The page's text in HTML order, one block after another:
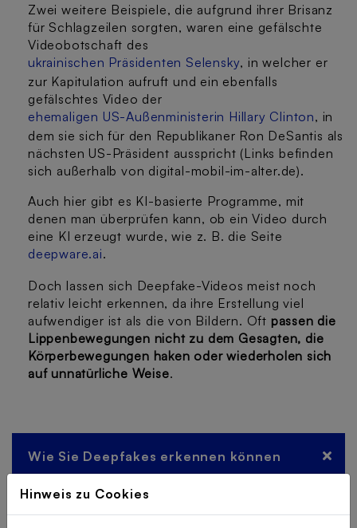
Zwei weitere Beispiele, die aufgrund ihrer Brisanz
für Schlagzeilen sorgten, waren eine gefälschte
Videobotschaft des
ukrainischen Präsidenten Selensky, in welcher er
zur Kapitulation aufruft und ein ebenfalls
gefälschtes Video der
ehemaligen US-Außenministerin Hillary Clinton, in
dem sie sich für den Republikaner Ron DeSantis als
nächsten US-Präsident ausspricht (Links befinden
sich außerhalb von digital-mobil-im-alter.de).
Auch hier gibt es KI-basierte Programme, mit
denen man überprüfen kann, ob ein Video durch
eine KI erzeugt wurde, wie z. B. die Seite
deepware.ai.
Doch lassen sich Deepfake-Videos meist noch
relativ leicht erkennen, da ihre Erstellung viel
aufwendiger ist als die von Bildern. Oft passen die
Lippenbewegungen nicht zu dem Gesagten, die
Körperbewegungen haken oder wiederholen sich
auf unnatürliche Weise.
Wie Sie Deepfakes erkennen können
Hinweis zu Cookies